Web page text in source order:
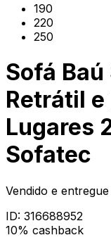
190
220
250
Sofá
Retrátil
Lugares
Sofatec
Vendido e
ID: 316688952
10% cashback